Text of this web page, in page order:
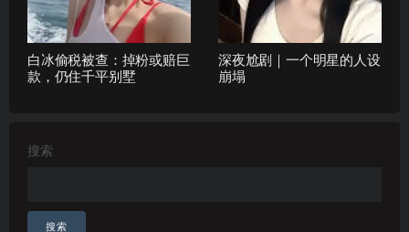
白冰偷税被查：掉粉或赔巨
款，仍住千平别墅
深夜尬剧｜一个明星的人设
崩塌
搜索
搜索